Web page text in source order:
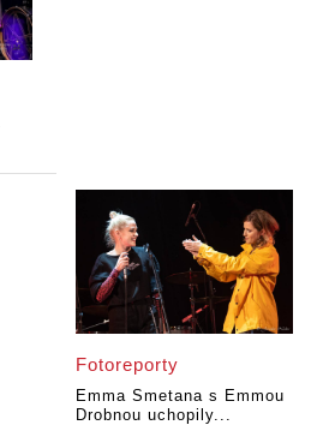
Fotoreporty
Emma Smetana s Emmou
Drobnou uchopily...